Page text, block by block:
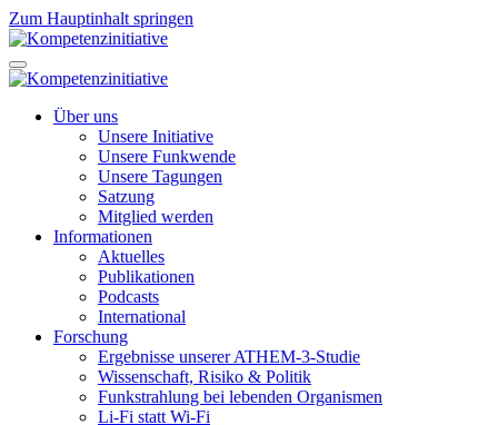
Zum Hauptinhalt springen
Über uns
Unsere Initiative
Unsere Funkwende
Unsere Tagungen
Satzung
Mitglied werden
Informationen
Aktuelles
Publikationen
Podcasts
International
Forschung
Ergebnisse unserer ATHEM-3-Studie
Wissenschaft, Risiko & Politik
Funkstrahlung bei lebenden Organismen
Li-Fi statt Wi-Fi